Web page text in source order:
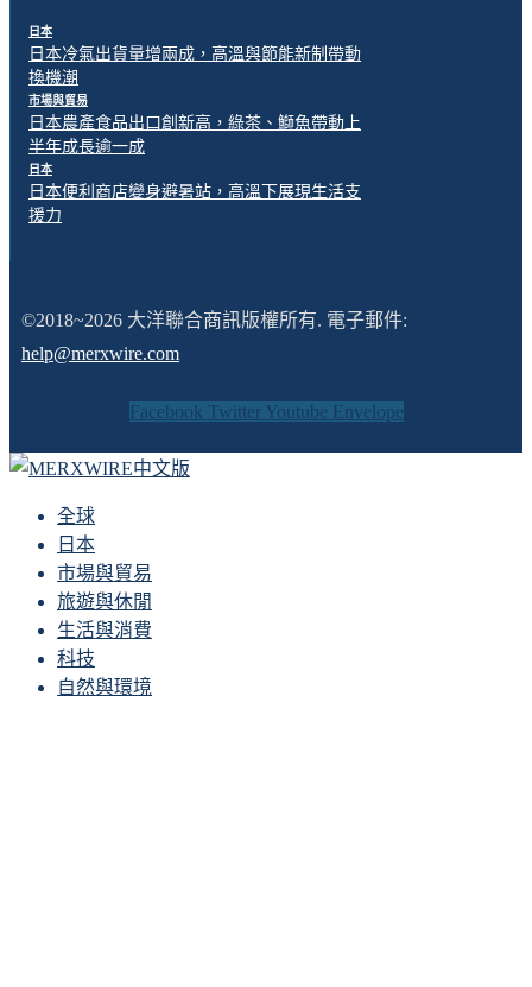
日本
日本冷氣出貨量增兩成，高溫與節能新制帶動
換機潮
市場與貿易
日本農產食品出口創新高，綠茶、鰤魚帶動上
半年成長逾一成
日本
日本便利商店變身避暑站，高溫下展現生活支
援力
©2018~2026 大洋聯合商訊版權所有. 電子郵件:
help@merxwire.com
Facebook Twitter Youtube Envelope
全球
日本
市場與貿易
旅遊與休閒
生活與消費
科技
自然與環境